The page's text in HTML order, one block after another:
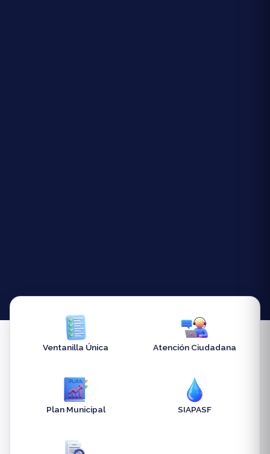
Ventanilla Única Atención Ciudadana
Plan Municipal SIAPASF